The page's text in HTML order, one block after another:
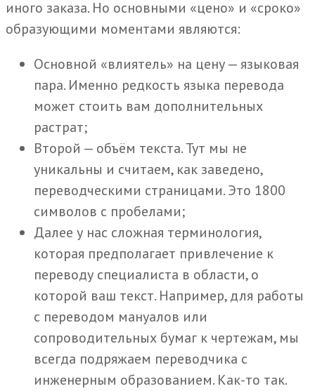
иного заказа. Но основными «цено» и «сроко»
образующими моментами являются:
Основной «влиятель» на цену — языковая
пара. Именно редкость языка перевода
может стоить вам дополнительных
растрат;
Второй — объём текста. Тут мы не
уникальны и считаем, как заведено,
переводческими страницами. Это 1800
символов с пробелами;
Далее у нас сложная терминология,
которая предполагает привлечение к
переводу специалиста в области, о
которой ваш текст. Например, для работы
с переводом мануалов или
сопроводительных бумаг к чертежам, мы
всегда подряжаем переводчика с
инженерным образованием. Как-то так.